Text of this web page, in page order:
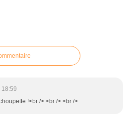
!<br /> <br /> <br />